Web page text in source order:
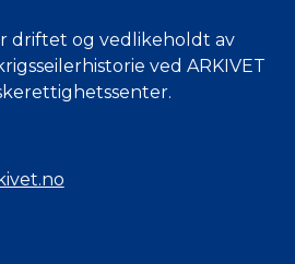
driftet og vedlikeholdt av
ved ARKIVET